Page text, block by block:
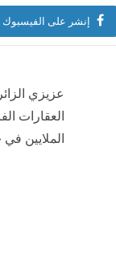
إنشر على الفيسبوك
عزيزي
العقارات
الملايين